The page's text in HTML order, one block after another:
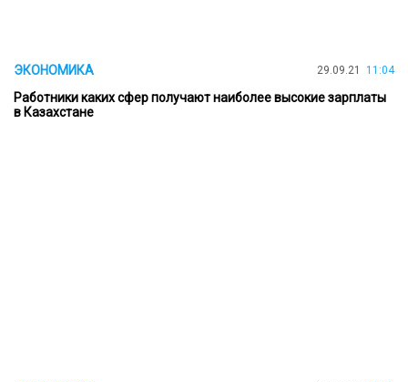
ЭКОНОМИКА 29.09.21 11:04
Работники каких сфер получают наиболее высокие зарплаты
в Казахстане